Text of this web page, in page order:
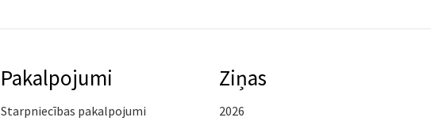
Pakalpojumi
Starpniecības pakalpojumi
Ziņas
2026